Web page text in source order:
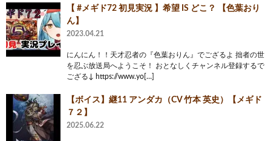
【 #メギド72 初見実況 】希望 IS どこ？ 【色葉おり
ん】
2023.04.21
にんにん！！天才忍者の『色葉おりん』でござるよ 拙者の世
を忍ぶ放送局へようこそ！ おとなしくチャンネル登録するで
ござる↓ https://www.yo[…]
【ボイス】継11 アンダカ（CV 竹本 英史）【メギド
７２】
2025.06.22